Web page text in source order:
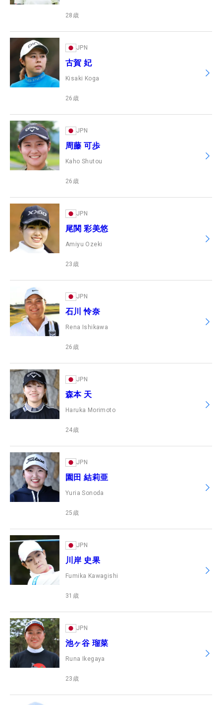
28 歳
JPN
古賀 妃
Kisaki Koga
26 歳
JPN
周藤 可歩
Kaho Shutou
26 歳
JPN
尾関 彩美悠
Amiyu Ozeki
23 歳
JPN
石川 怜奈
Rena Ishikawa
26 歳
JPN
森本 天
Haruka Morimoto
24歳
JPN
園田 結莉亜
Yuria Sonoda
25 歳
JPN
川岸 史果
Fumika Kawagishi
31 歳
JPN
池ヶ谷 瑠菜
Runa Ikegaya
23 歳